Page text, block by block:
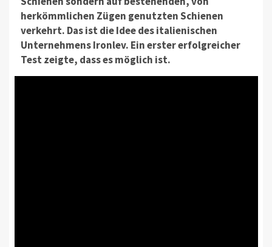
herkömmlichen Zügen genutzten Schienen
verkehrt. Das ist die Idee des italienischen
Unternehmens Ironlev. Ein erster erfolgreicher
Test zeigte, dass es möglich ist.